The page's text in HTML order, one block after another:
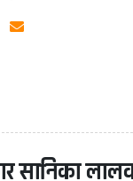
सानिका